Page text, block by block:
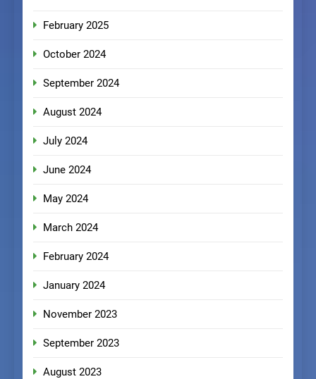
February 2025
October 2024
September 2024
August 2024
July 2024
June 2024
May 2024
March 2024
February 2024
January 2024
November 2023
September 2023
August 2023